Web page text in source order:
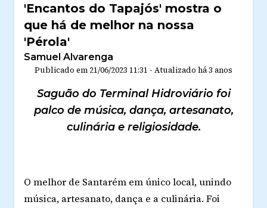
'Encantos do Tapajós' mostra o
que há de melhor na nossa
'Pérola'
Samuel Alvarenga
Publicado em 21/06/2023 11:31 - Atualizado há 3 anos
Saguão do Terminal Hidroviário foi
palco de música, dança, artesanato,
culinária e religiosidade.
O melhor de Santarém em único local, unindo
música, artesanato, dança e a culinária. Foi